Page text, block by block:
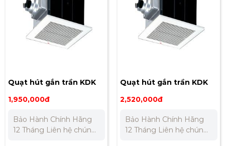
Quạt hút gắn trần KDK
17CUG
1,950,000đ
Bảo Hành Chính Hãng
12 Tháng Liên hệ chúng
Quạt hút gắn trần KDK
24CUG
2,520,000đ
Bảo Hành Chính Hãng
12 Tháng Liên hệ chúng